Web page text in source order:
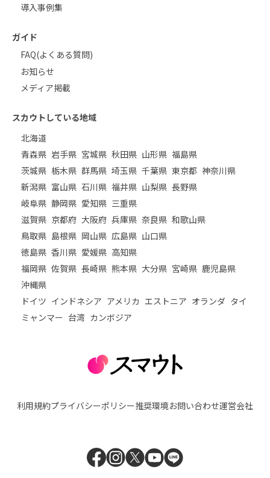
導入事例集
ガイド
FAQ(よくある質問)
お知らせ
メディア掲載
スカウトしている地域
北海道
青森県 岩手県 宮城県 秋田県 山形県 福島県
茨城県 栃木県 群馬県 埼玉県 千葉県 東京都 神奈川県
新潟県 富山県 石川県 福井県 山梨県 長野県
岐阜県 静岡県 愛知県 三重県
滋賀県 京都府 大阪府 兵庫県 奈良県 和歌山県
鳥取県 島根県 岡山県 広島県 山口県
徳島県 香川県 愛媛県 高知県
福岡県 佐賀県 長崎県 熊本県 大分県 宮崎県 鹿児島県
沖縄県
ドイツ インドネシア アメリカ エストニア オランダ タイ
ミャンマー 台湾 カンボジア
利用規約プライバシーポリシー推奨環境お問い合わせ運営会社